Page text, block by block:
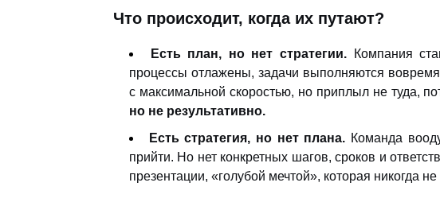
Что происходит, когда их путают?
Есть план, но нет стратегии.Компания
процессы отлажены, задачи выполняются
с максимальной скоростью, но приплыл не туда,
но не результативно.
Есть стратегия, но нет плана. Команда
прийти. Но нет конкретных шагов, сроков и
презентации, «голубой мечтой», которая никогда